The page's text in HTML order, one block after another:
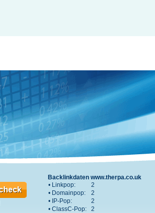
Backlinkdaten www.therpa.co.uk
• Linkpop:
2
• Domainpop:
2
• IP-Pop:
2
• ClassC-Pop:
2